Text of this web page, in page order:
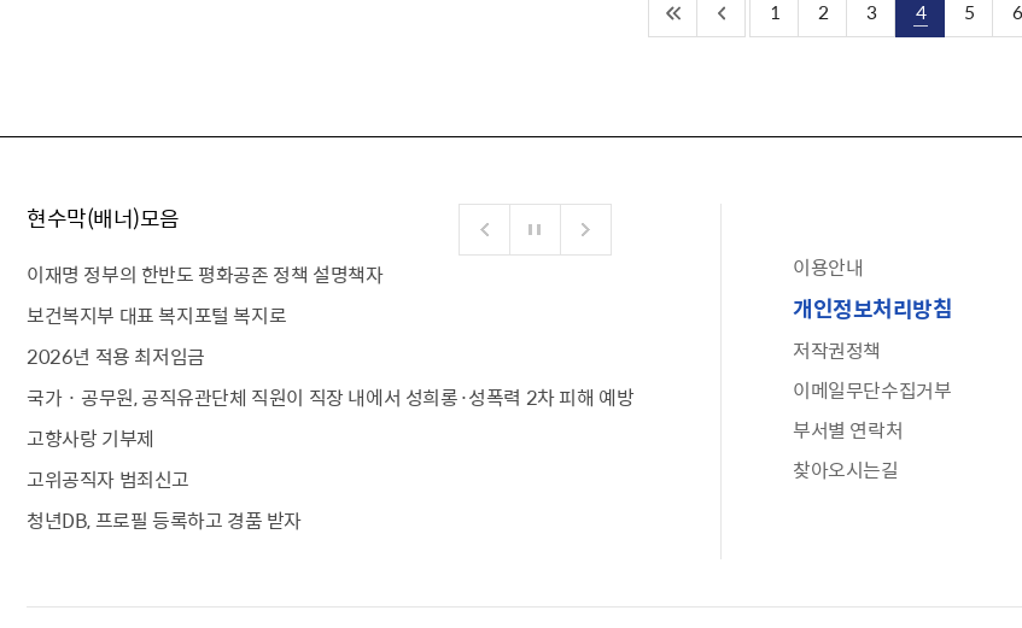
1 2 3 4 5 6
현수막(배너)모음
이재명 정부의 한반도 평화공존 정책 설명책자
보건복지부 대표 복지포털 복지로
2026년 적용 최저임금
국가 · 공무원, 공직유관단체 직원이 직장 내에서 성희롱·성폭력 2차 피해 예방
고향사랑 기부제
고위공직자 범죄신고
청년DB, 프로필 등록하고 경품 받자
수어로 보는 대한민국정부
6·25 비정규군 공로자 보상신청 안내
문화포털(통합 문화 정보 사이트)
전사자 유가족 찾기
국가정신건강정보누리집
이용안내
개인정보처리방침
저작권정책
이메일무단수집거부
부서별 연락처
찾아오시는길